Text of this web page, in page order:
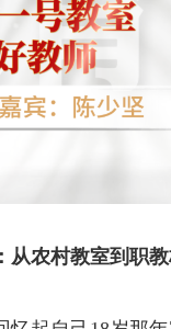
从农村教室到职